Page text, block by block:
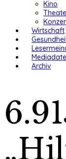
Kino
Wirtschaft
Archiv